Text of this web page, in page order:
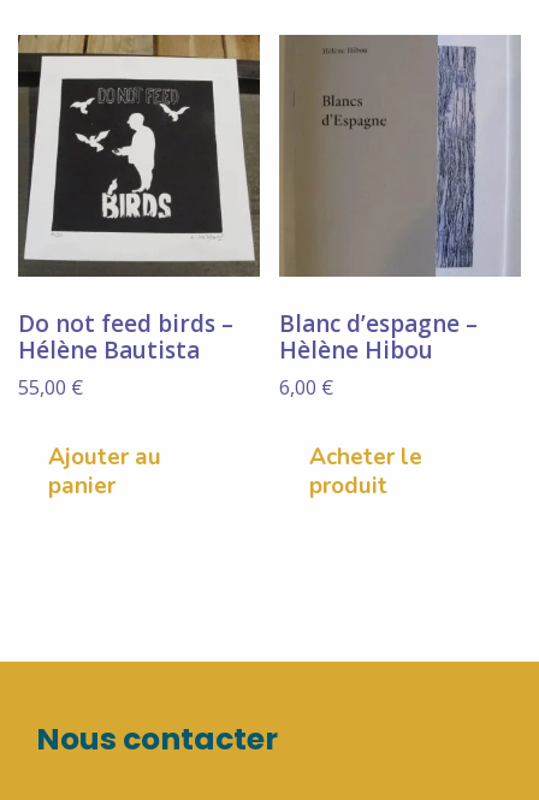
Do not feed birds –
Hélène Bautista
55,00 €
Ajouter au
panier
Blanc d’espagne –
Hèlène Hibou
6,00 €
Acheter le
produit
Nous contacter